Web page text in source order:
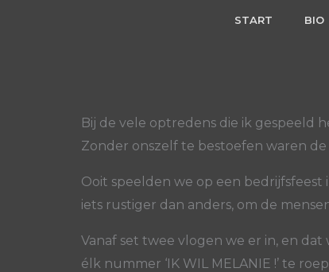
START BIO
Bij de vele optredens die ik gespeeld
Zonder onszelf te bestoefen waren
Ooit speelden we op een
iets rustiger dan anders, om de
Vanaf set twee vlogen we er in, en
élk nummer ‘IK WIL MELANIE !’ te